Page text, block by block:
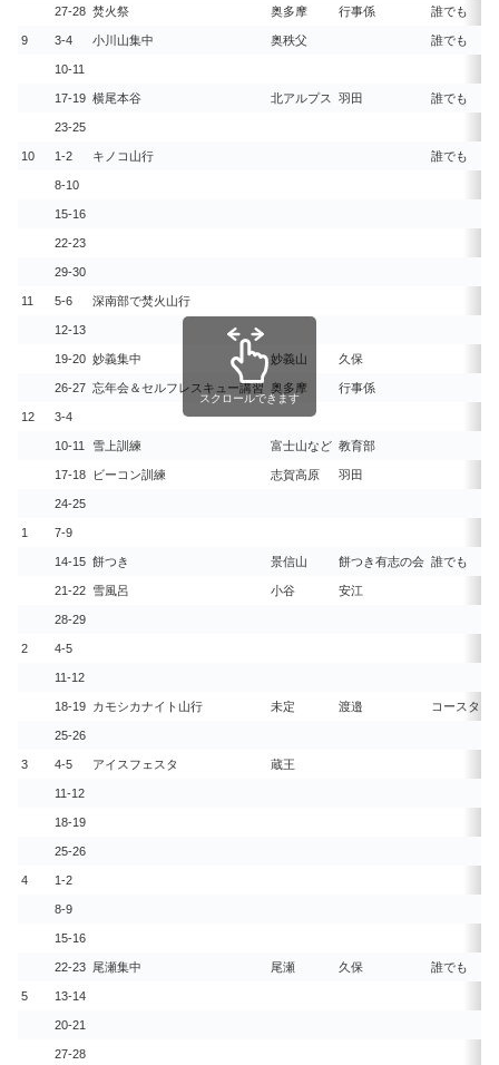
27-28 焚火祭 奥多摩 行事係 誰でも
9 3-4 小川山集中 奥秩父 誰でも
10-11
17-19 横尾本谷 北アルプス 羽田 誰でも
23-25
10 1-2 キノコ山行 誰でも
8-10
15-16
22-23
29-30
11 5-6 深南部で焚火山行
12-13
19-20 妙義集中 妙義山 久保
26-27 忘年会＆セルフレスキュー講習 奥多摩 行事係
12 3-4
10-11 雪上訓練 富士山など 教育部
17-18 ビーコン訓練 志賀高原 羽田
24-25
1 7-9
14-15 餅つき 景信山 餅つき有志の会 誰でも
21-22 雪風呂 小谷 安江
28-29
2 4-5
11-12
18-19 カモシカナイト山行 未定 渡邉 コースタイ
25-26
3 4-5 アイスフェスタ 蔵王
11-12
18-19
25-26
4 1-2
8-9
15-16
22-23 尾瀬集中 尾瀬 久保 誰でも
5 13-14
20-21
27-28
スクロールできます